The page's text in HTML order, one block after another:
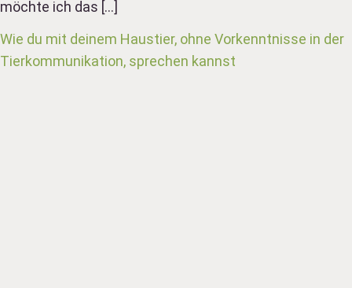
möchte ich das […]
Wie du mit deinem Haustier, ohne Vorkenntnisse in der
Tierkommunikation, sprechen kannst